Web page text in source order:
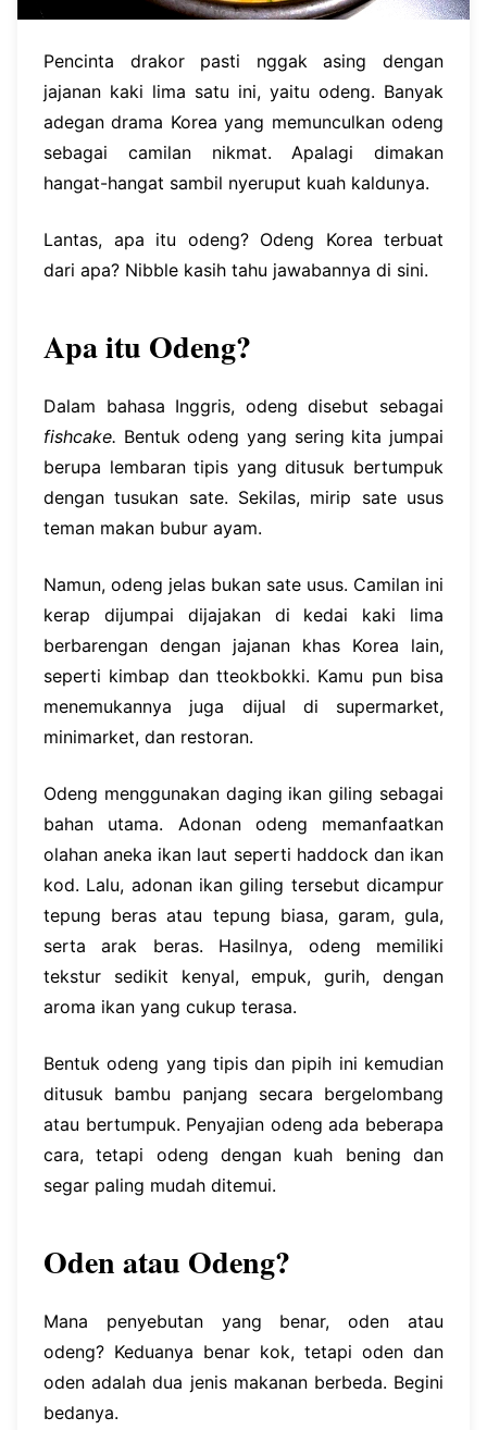
Pencinta drakor pasti nggak asing dengan
jajanan kaki lima satu ini, yaitu odeng. Banyak
adegan drama Korea yang memunculkan odeng
sebagai camilan nikmat. Apalagi dimakan
hangat-hangat sambil nyeruput kuah kaldunya.
Lantas, apa itu odeng? Odeng Korea terbuat
dari apa? Nibble kasih tahu jawabannya di sini.
Apa itu Odeng?
Dalam bahasa Inggris, odeng disebut sebagai
fishcake. Bentuk odeng yang sering kita jumpai
berupa lembaran tipis yang ditusuk bertumpuk
dengan tusukan sate. Sekilas, mirip sate usus
teman makan bubur ayam.
Namun, odeng jelas bukan sate usus. Camilan ini
kerap dijumpai dijajakan di kedai kaki lima
berbarengan dengan jajanan khas Korea lain,
seperti kimbap dan tteokbokki. Kamu pun bisa
menemukannya juga dijual di supermarket,
minimarket, dan restoran.
Odeng menggunakan daging ikan giling sebagai
bahan utama. Adonan odeng memanfaatkan
olahan aneka ikan laut seperti haddock dan ikan
kod. Lalu, adonan ikan giling tersebut dicampur
tepung beras atau tepung biasa, garam, gula,
serta arak beras. Hasilnya, odeng memiliki
tekstur sedikit kenyal, empuk, gurih, dengan
aroma ikan yang cukup terasa.
Bentuk odeng yang tipis dan pipih ini kemudian
ditusuk bambu panjang secara bergelombang
atau bertumpuk. Penyajian odeng ada beberapa
cara, tetapi odeng dengan kuah bening dan
segar paling mudah ditemui.
Oden atau Odeng?
Mana penyebutan yang benar, oden atau
odeng? Keduanya benar kok, tetapi oden dan
oden adalah dua jenis makanan berbeda. Begini
bedanya.